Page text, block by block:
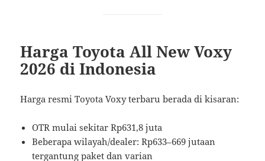
Harga Toyota All New Voxy
2026 di Indonesia
Harga resmi Toyota Voxy terbaru berada di kisaran:
OTR mulai sekitar Rp631,8 juta
Beberapa wilayah/dealer: Rp633–669 jutaan
tergantung paket dan varian